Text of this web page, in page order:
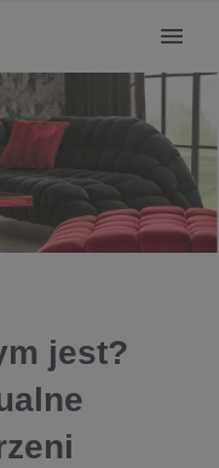
jest?